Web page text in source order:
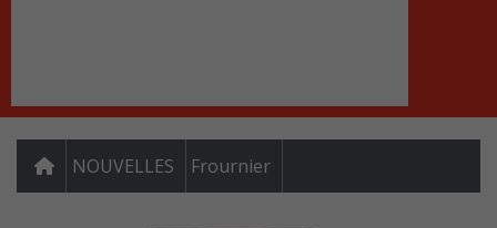
NOUVELLES Frournier